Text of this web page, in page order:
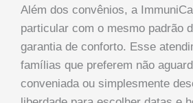
Além dos convênios, a
particular com o mesmo padrão
garantia de conforto. Esse
famílias que preferem não
conveniada ou simplesmente